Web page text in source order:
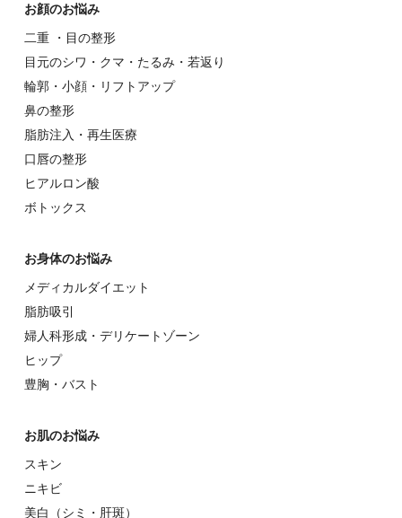
お顔のお悩み
⼆重 ・⽬の整形
⽬元のシワ・クマ・たるみ・若返り
輪郭・⼩顔・リフトアップ
⿐の整形
脂肪注入・再生医療
⼝唇の整形
ヒアルロン酸
ボトックス
お⾝体のお悩み
メディカルダイエット
脂肪吸引
婦⼈科形成・デリケートゾーン
ヒップ
豊胸・バスト
お肌のお悩み
スキン
ニキビ
美⽩（シミ・肝斑）